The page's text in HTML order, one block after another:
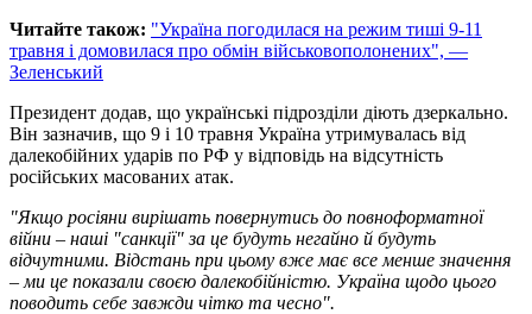
Читайте також: "Україна погодилася на режим тиші 9-11
травня і домовилася про обмін військовополонених", —
Зеленський
Президент додав, що українські підрозділи діють дзеркально.
Він зазначив, що 9 і 10 травня Україна утримувалась від
далекобійних ударів по РФ у відповідь на відсутність
російських масованих атак.
"Якщо росіяни вирішать повернутись до повноформатної
війни – наші "санкції" за це будуть негайно й будуть
відчутними. Відстань при цьому вже має все менше значення
– ми це показали своєю далекобійністю. Україна щодо цього
поводить себе завжди чітко та чесно".